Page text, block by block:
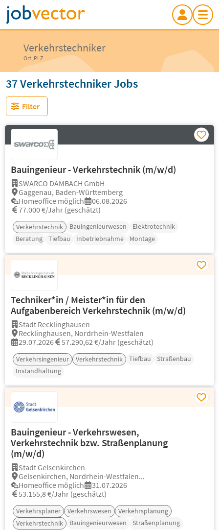
Verkehrstechniker
Ort, PLZ
37 Verkehrstechniker Jobs
Filter
Bauingenieur - Verkehrstechnik (m/w/d)
SWARCO DAMBACH GmbH
Gaggenau, Baden-Württemberg
Homeoffice möglich
06.08.2026
77.000 €/Jahr (geschätzt)
Verkehrstechnik Bauingenieurwesen
Elektrotechnik
Beratung
Tiefbau Inbetriebnahme Montage
Techniker*in / Meister*in für den
Aufgabenbereich Verkehrstechnik (m/w/d)
Stadt Recklinghausen
Recklinghausen, Nordrhein-Westfalen
29.07.2026
57.290,62 €/Jahr (geschätzt)
Verkehrsingenieur Verkehrstechnik Tiefbau
Straßenbau
Instandhaltung
Bauingenieur - Verkehrswesen,
Verkehrstechnik bzw. Straßenplanung
(m/w/d)
Stadt Gelsenkirchen
Gelsenkirchen, Nordrhein-Westfalen...
Homeoffice möglich
31.07.2026
53.155,8 €/Jahr (geschätzt)
Verkehrsplaner Verkehrswesen
Verkehrsplanung
Verkehrstechnik
Bauingenieurwesen
Straßenplanung